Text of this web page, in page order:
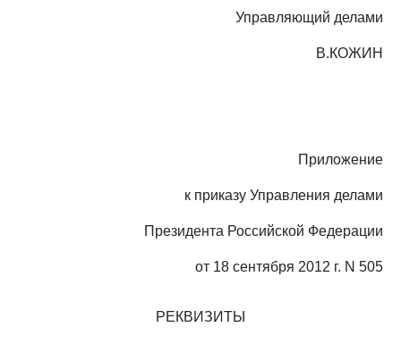
Управляющий делами
В.КОЖИН
Приложение
к приказу Управления делами
Президента Российской Федерации
от 18 сентября 2012 г. N 505
РЕКВИЗИТЫ